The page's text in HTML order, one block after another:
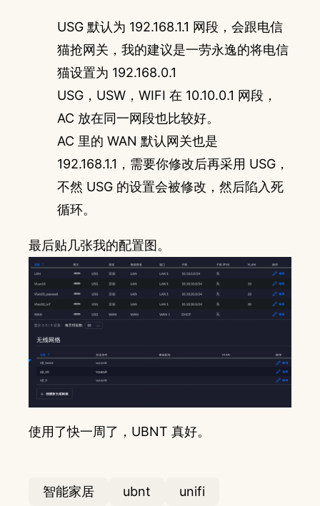
USG 默认为 192.168.1.1 网段，会跟电信
猫抢网关，我的建议是一劳永逸的将电信
猫设置为 192.168.0.1
USG，USW，WIFI 在 10.10.0.1 网段，
AC 放在同一网段也比较好。
AC 里的 WAN 默认网关也是
192.168.1.1，需要你修改后再采用 USG，
不然 USG 的设置会被修改，然后陷入死
循环。
最后贴几张我的配置图。
使用了快一周了，UBNT 真好。
智能家居 ubnt unifi